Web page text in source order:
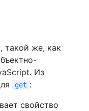
такой же, как
Из
get :
свойство